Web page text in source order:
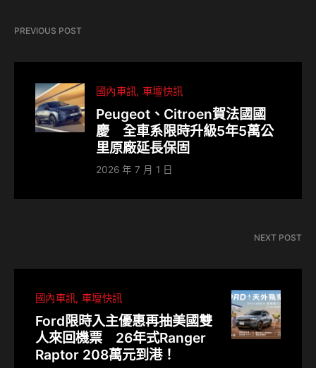
PREVIOUS POST
國內車訊 車壇快訊
Peugeot、Citroen賀法國國
慶 全車系限時升級5年5萬公
里原廠延長保固
2026 年 7 月 1 日
NEXT POST
國內車訊 車壇快訊
Ford限時入主優惠再抽美國雙
人來回機票 26年式Ranger
Raptor 208萬元到港！